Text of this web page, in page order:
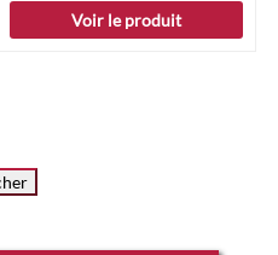
Voir le produit